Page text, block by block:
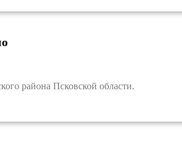
района Псковской области.